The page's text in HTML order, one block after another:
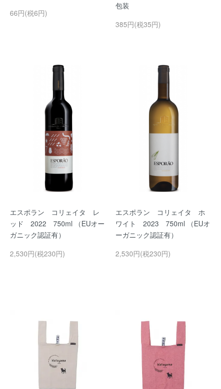
66円(税6円)
包装
385円(税35円)
エスポラン コリェイタ レ
ッド 2022 750ml （EUオー
ガニック認証有）
2,530円(税230円)
エスポラン コリェイタ ホ
ワイト 2023 750ml （EUオ
ーガニック認証有）
2,530円(税230円)